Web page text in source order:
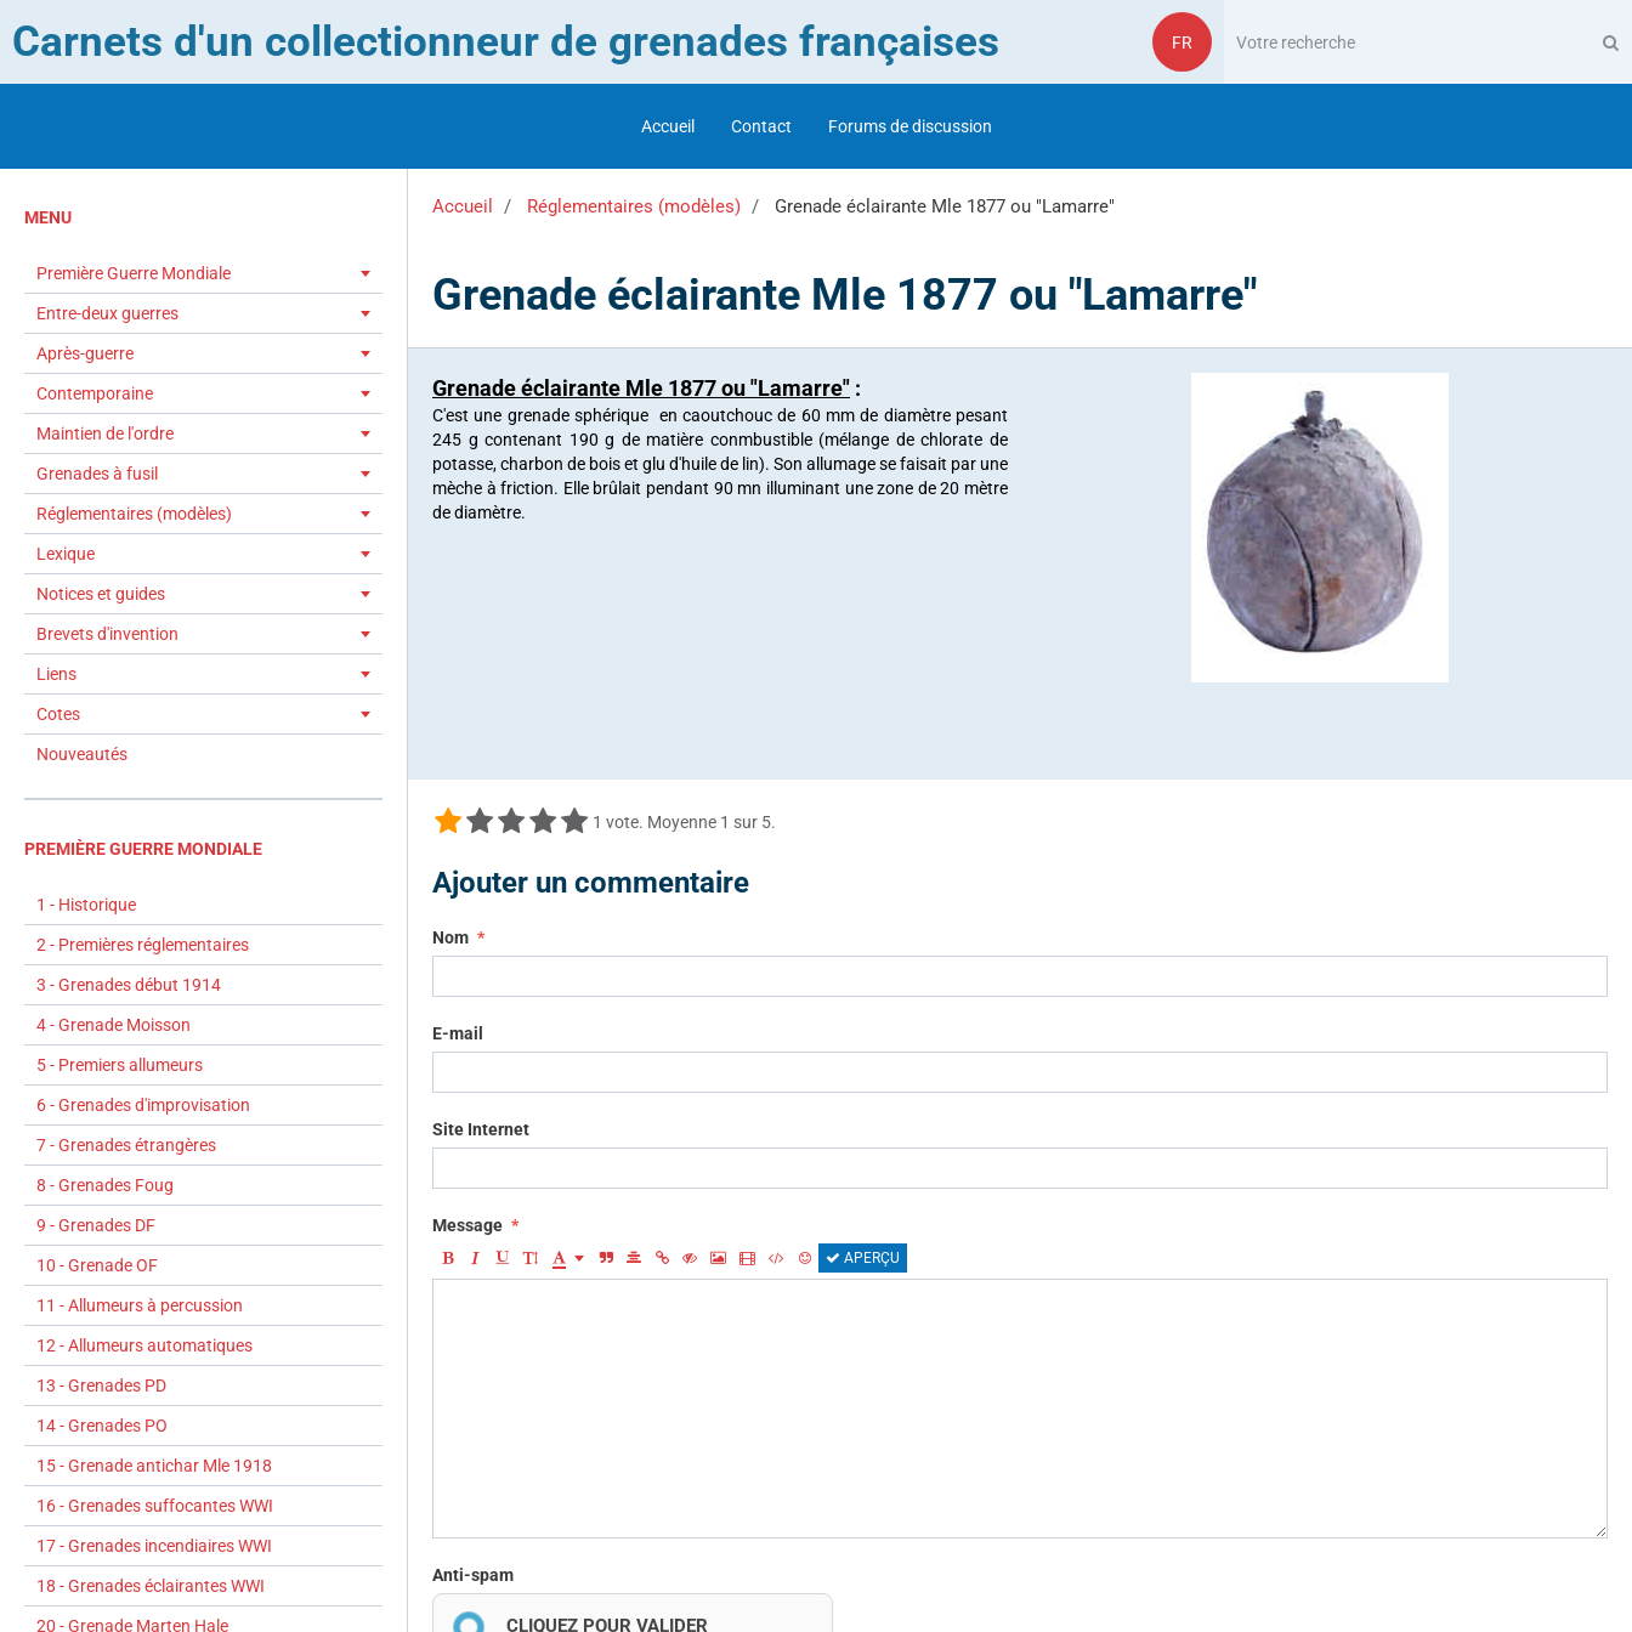
Carnets d'un collectionneur de grenades françaises FR
Accueil Contact Forums de discussion
Accueil Réglementaires (modèles) Grenade éclairante Mle 1877 ou "Lamarre"
Grenade éclairante Mle 1877 ou "Lamarre"
Grenade éclairante Mle 1877 ou "Lamarre" :
C'est une grenade sphérique en caoutchouc de 60 mm de diamètre pesant
245 g contenant 190 g de matière conmbustible (mélange de chlorate de
potasse, charbon de bois et glu d'huile de lin). Son allumage se faisait par une
mèche à friction. Elle brûlait pendant 90 mn illuminant une zone de 20 mètre
de diamètre.
1 vote. Moyenne 1 sur 5.
Ajouter un commentaire
Nom
E-mail
Site Internet
Message
APERÇU
Anti-spam
CLIQUEZ POUR VALIDER
MENU
Première Guerre Mondiale
Entre-deux guerres
Après-guerre
Contemporaine
Maintien de l'ordre
Grenades à fusil
Réglementaires (modèles)
Lexique
Notices et guides
Brevets d'invention
Liens
Cotes
Nouveautés
PREMIÈRE GUERRE MONDIALE
1 - Historique
2 - Premières réglementaires
3 - Grenades début 1914
4 - Grenade Moisson
5 - Premiers allumeurs
6 - Grenades d'improvisation
7 - Grenades étrangères
8 - Grenades Foug
9 - Grenades DF
10 - Grenade OF
11 - Allumeurs à percussion
12 - Allumeurs automatiques
13 - Grenades PD
14 - Grenades PO
15 - Grenade antichar Mle 1918
16 - Grenades suffocantes WWI
17 - Grenades incendiaires WWI
18 - Grenades éclairantes WWI
20 - Grenade Marten Hale